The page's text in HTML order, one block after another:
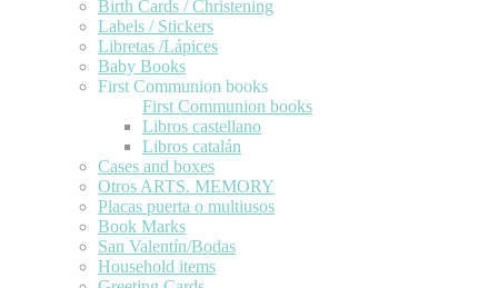
Birth Cards / Christening
Labels / Stickers
Libretas /Lápices
Baby Books
First Communion books
First Communion books
Libros castellano
Libros catalán
Cases and boxes
Otros ARTS. MEMORY
Placas puerta o multiusos
Book Marks
San Valentín/Bodas
Household items